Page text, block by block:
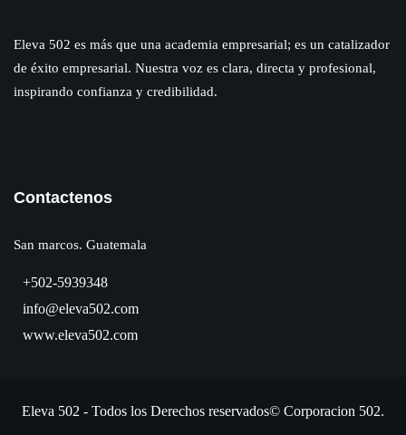
Eleva 502 es más que una academia empresarial; es un catalizador
de éxito empresarial. Nuestra voz es clara, directa y profesional,
inspirando confianza y credibilidad.
Contactenos
San marcos. Guatemala
+502-5939348
info@eleva502.com
www.eleva502.com
Eleva 502 - Todos los Derechos reservados© Corporacion 502.